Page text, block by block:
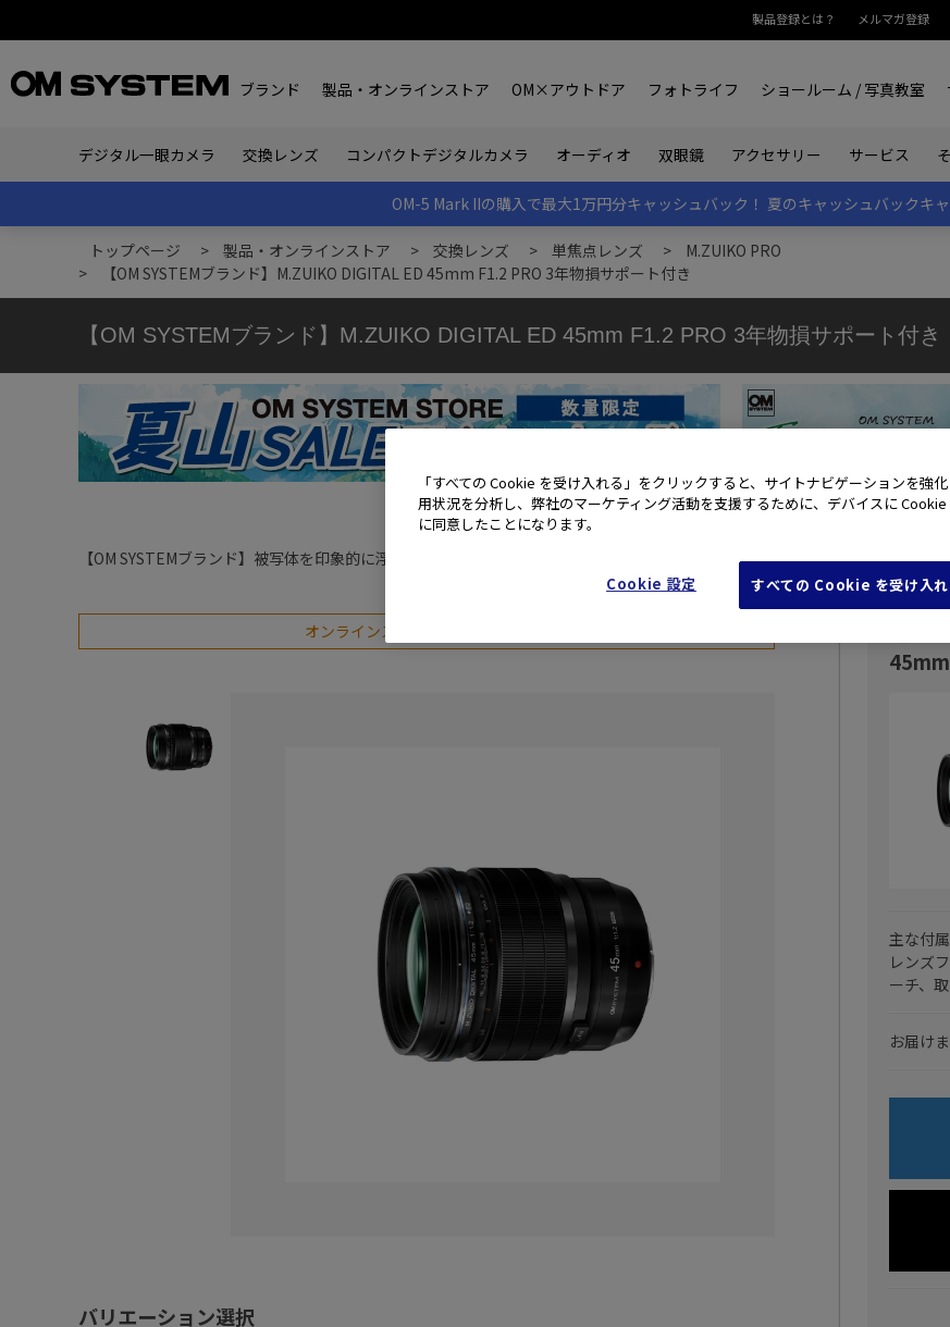
製品登録とは？ メルマガ登録
ブランド 製品・オンラインストア OM×アウトドア フォトライフ ショールーム / 写真教室
デジタル一眼カメラ 交換レンズ コンパクトデジタルカメラ オーディオ 双眼鏡 アクセサリー サービス
OM-5 Mark IIの購入で最大1万円分キャッシュバック！ 夏のキャッシュバックキ
トップページ > 製品・オンラインストア > 交換レンズ > 単焦点レンズ >
M.ZUIKO PRO
>
【OM SYSTEMブランド】M.ZUIKO DIGITAL ED 45mm F1.2 PRO 3年物損サポート付き
【OM SYSTEMブランド】M.ZUIKO DIGITAL ED 45mm F1.2 PRO 3年物損サポート付き
【OM SYSTEMブランド】被写体を印象的に浮かび上がらせる大口径中望遠レンズ
オンラインストアなら３年保証付き
バリエーション選択
【
主な付
レンズ
ーチ、
お届け
「すべての Cookie を受け入れる」をクリックすると、サイトナビゲーションを強
用状況を分析し、弊社のマーケティング活動を支援するために、デバイスに
に同意したことになります。
Cookie 設定 すべての Cookie を受け入れ